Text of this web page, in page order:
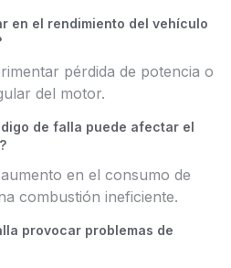
en el rendimiento del vehículo
pérdida de potencia o
del motor.
de falla puede afectar el
en el consumo de
combustión ineficiente.
provocar problemas de